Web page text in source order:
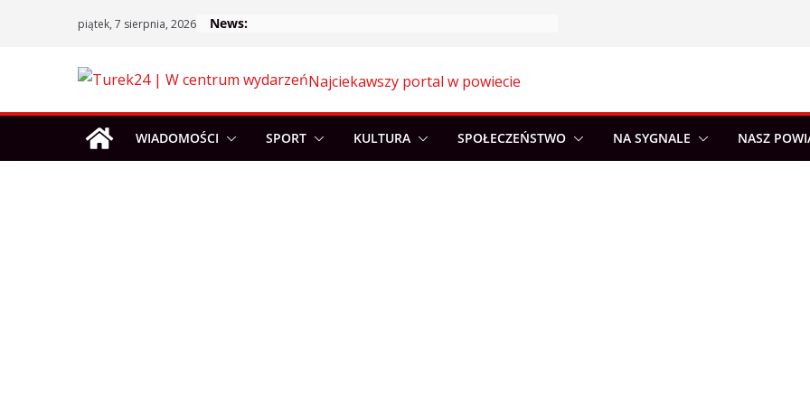
piątek, 7 sierpnia, 2026 News:
Najciekawszy portal w powiecie
WIADOMOŚCI SPORT KULTURA SPOŁECZEŃSTWO NA SYGNALE NASZ